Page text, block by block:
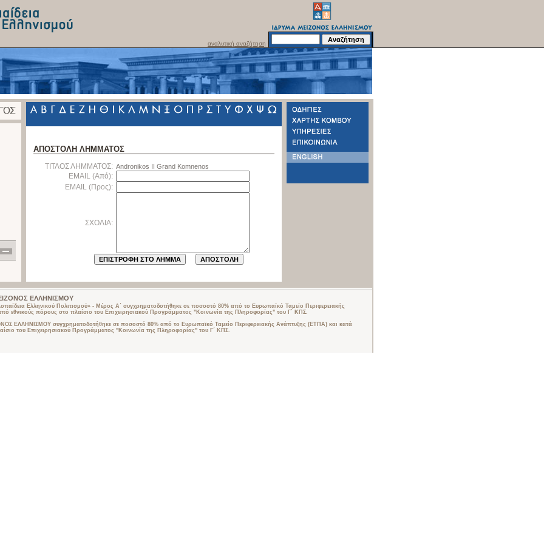
αναλυτική αναζήτηση
ΑΠΟΣΤΟΛΗ ΛΗΜΜΑΤΟΣ
ΤΙΤΛΟΣ ΛΗΜΜΑΤΟΣ: Andronikos II Grand Komnenos
EMAIL (Από):
EMAIL (Προς):
ΣΧΟΛΙΑ:
ΕΛΛΗΝΙΣΜΟΥ
Ελληνικού Πολιτισμού» - Μέρος Α΄ συγχρηματοδοτήθηκε σε ποσοστό 80% από το Ευρωπαϊκό Ταμείο Περιφερειακής
εθνικούς πόρους στο πλαίσιο του Επιχειρησιακού Προγράμματος "Κοινωνία της Πληροφορίας" του Γ΄ ΚΠΣ.
ΕΛΛΗΝΙΣΜΟΥ συγχρηματοδοτήθηκε σε ποσοστό 80% από το Ευρωπαϊκό Ταμείο Περιφερειακής Ανάπτυξης (ΕΤΠΑ) και κατά
του Επιχειρησιακού Προγράμματος "Κοινωνία της Πληροφορίας" του Γ΄ ΚΠΣ.